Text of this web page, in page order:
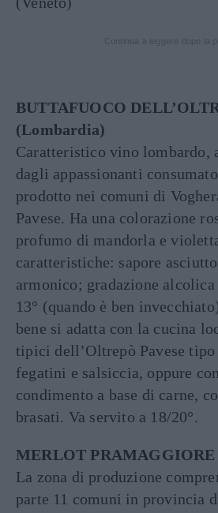
BUTTAFUOCO
(Lombardia)
Caratteristico vino lombardo,
dagli appassionanti
prodotto nei comuni di
Pavese. Ha una colorazione
profumo di mandorla e
caratteristiche: sapore
armonico; gradazione
13° (quando è ben
bene si adatta con la cucina
tipici dell’Oltrepò Pavese
fegatini e salsiccia, oppure
condimento a base di carne,
brasati. Va servito a 18/20°.
MERLOT PRAMAGGIORE
La zona di produzione
parte 11 comuni in provincia